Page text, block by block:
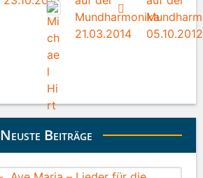
Mundharmonika
21.03.2014
05.10.2012
Neuste Beiträge